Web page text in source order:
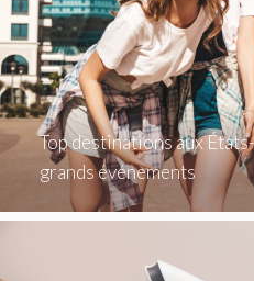
Top destinations aux
grands événements